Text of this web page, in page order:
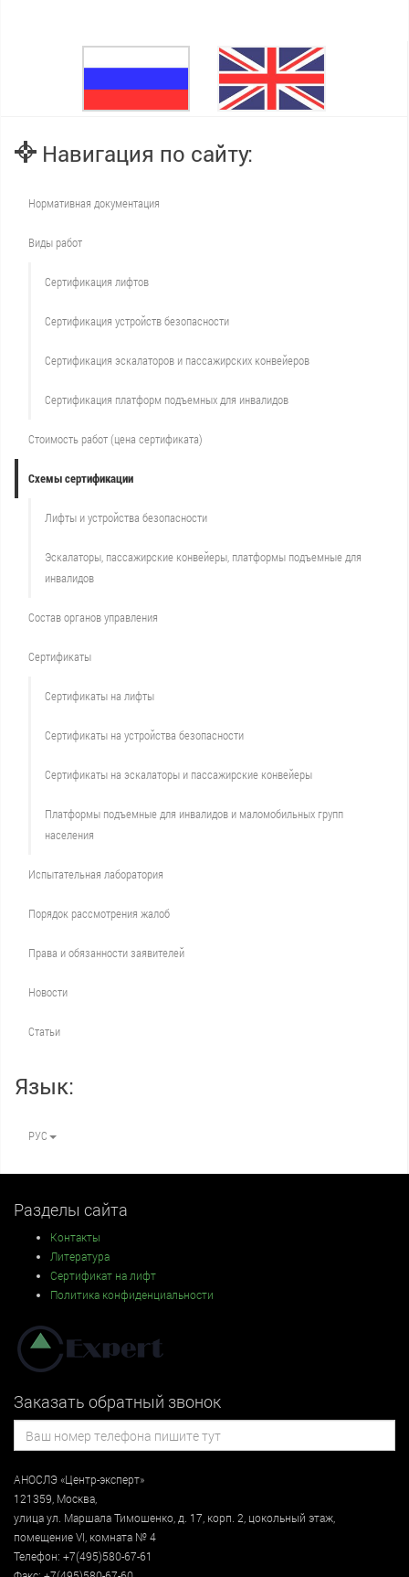
Навигация по сайту:
Нормативная документация
Виды работ
Сертификация лифтов
Сертификация устройств безопасности
Сертификация эскалаторов и пассажирских конвейеров
Сертификация платформ подъемных для инвалидов
Стоимость работ (цена сертификата)
Схемы сертификации
Лифты и устройства безопасности
Эскалаторы, пассажирские конвейеры, платформы подъемные для
инвалидов
Состав органов управления
Сертификаты
Сертификаты на лифты
Сертификаты на устройства безопасности
Сертификаты на эскалаторы и пассажирские конвейеры
Платформы подъемные для инвалидов и маломобильных групп
населения
Испытательная лаборатория
Порядок рассмотрения жалоб
Права и обязанности заявителей
Новости
Статьи
Язык:
РУС
Разделы сайта
Контакты
Литература
Сертификат на лифт
Политика конфиденциальности
Заказать обратный звонок
АНОСЛЭ «Центр-эксперт»
121359 Москва
улицаул. Маршала Тимошенко, д. 17, корп. 2, цокольный этаж
помещение VI, комната № 4
Телефон: +7(495)580-67-61